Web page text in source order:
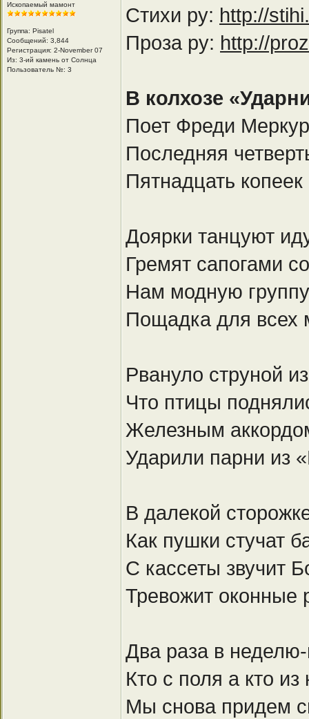
Ископаемый мамонт
Группа: Pisatel
Сообщений: 3,844
Регистрация: 2-November 07
Из: 3-ий камень от Солнца
Пользователь №: 3
Стихи ру: http://
Проза ру: http://
В колхозе
Поет Фреди
Последняя
Пятнадцать
Доярки танцуют
Гремят сапогами
Нам модную
Пощадка для всех
Рвануло струной
Что птицы
Железным
Ударили парни из
В далекой
Как пушки стучат
С кассеты звучит
Тревожит оконные
Два раза в
Кто с поля а кто
Мы снова придем